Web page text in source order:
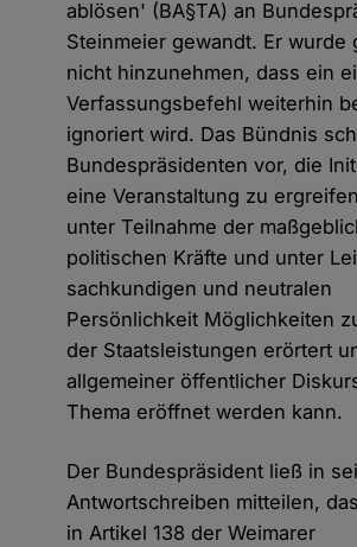
ablösen' (BA§TA) an
Steinmeier gewandt. Er wurde
nicht hinzunehmen, dass ein
Verfassungsbefehl weiterhin
ignoriert wird. Das Bündnis
Bundespräsidenten vor, die
eine Veranstaltung zu
unter Teilnahme der
politischen Kräfte und unter
sachkundigen und neutralen
Persönlichkeit Möglichkeiten
der Staatsleistungen erörtert
allgemeiner öffentlicher
Thema eröffnet werden kann.
Der Bundespräsident ließ in
Antwortschreiben mitteilen,
in Artikel 138 der Weimarer